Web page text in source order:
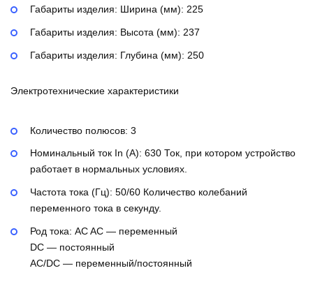
Габариты изделия: Ширина (мм): 225
Габариты изделия: Высота (мм): 237
Габариты изделия: Глубина (мм): 250
Электротехнические характеристики
Количество полюсов: 3
Номинальный ток In (А): 630 Ток, при котором устройство
работает в нормальных условиях.
Частота тока (Гц): 50/60 Количество колебаний
переменного тока в секунду.
Род тока: ACAC — переменный
DC — постоянный
AC/DC — переменный/постоянный